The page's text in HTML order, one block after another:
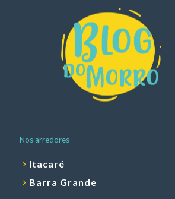
Nos arredores
Itacaré
Barra Grande